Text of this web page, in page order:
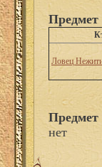
Ловец
нет